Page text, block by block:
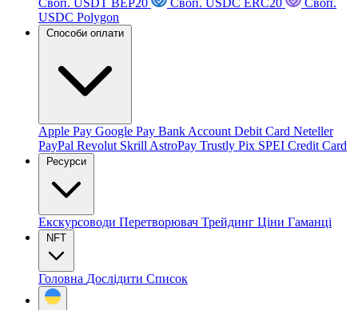
Своп. USDT BEP20
Своп. USDC ERC20
Своп.
USDC Polygon
Способи оплати
Apple Pay Google Pay Bank Account Debit Card Neteller
PayPal Revolut Skrill AstroPay Trustly Pix SPEI Credit Card
Ресурси
Екскурсоводи Перетворювач Трейдинг Ціни Гаманці
NFT
Головна Дослідити Список